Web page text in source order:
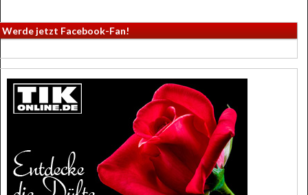
Werde jetzt Facebook-Fan!